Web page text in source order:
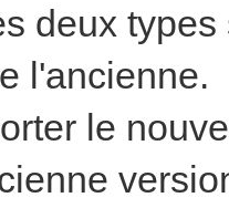
deux
l'ancienne.
le